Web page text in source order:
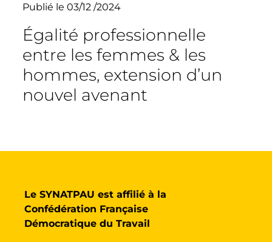
Publié le 03/12 /2024
Égalité professionnelle
entre les femmes & les
hommes, extension d’un
nouvel avenant
Le SYNATPAU est affilié à la
Confédération Française
Démocratique du Travail